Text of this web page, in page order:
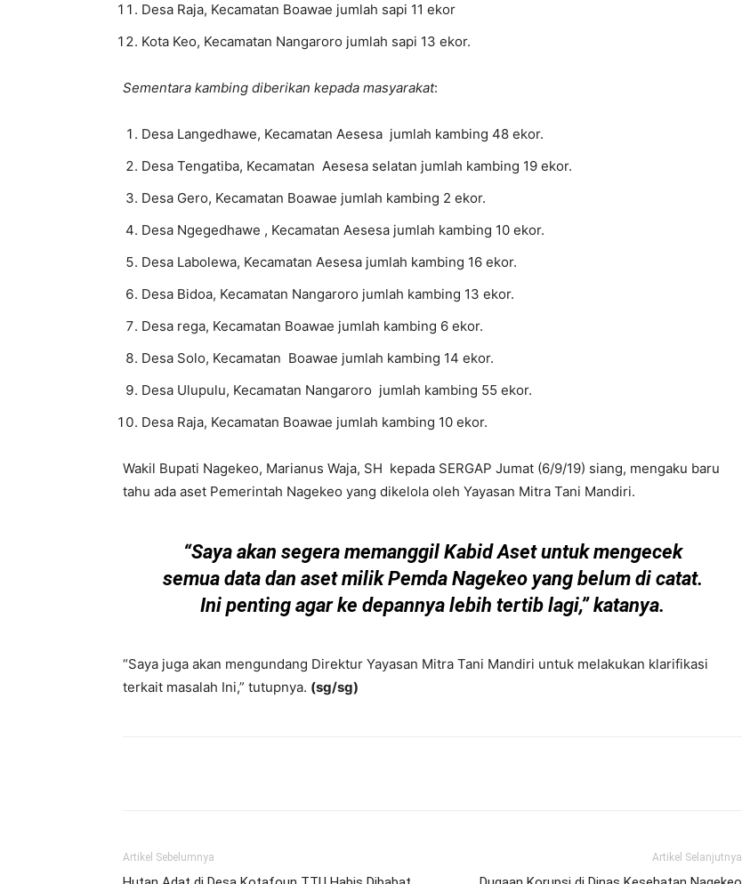
Desa Raja, Kecamatan Boawae jumlah sapi 11 ekor
Kota Keo, Kecamatan Nangaroro jumlah sapi 13 ekor.
Sementara kambing diberikan kepada masyarakat:
Desa Langedhawe, Kecamatan Aesesa jumlah kambing 48 ekor.
Desa Tengatiba, Kecamatan Aesesa selatan jumlah kambing 19 ekor.
Desa Gero, Kecamatan Boawae jumlah kambing 2 ekor.
Desa Ngegedhawe , Kecamatan Aesesa jumlah kambing 10 ekor.
Desa Labolewa, Kecamatan Aesesa jumlah kambing 16 ekor.
Desa Bidoa, Kecamatan Nangaroro jumlah kambing 13 ekor.
Desa rega, Kecamatan Boawae jumlah kambing 6 ekor.
Desa Solo, Kecamatan Boawae jumlah kambing 14 ekor.
Desa Ulupulu, Kecamatan Nangaroro jumlah kambing 55 ekor.
Desa Raja, Kecamatan Boawae jumlah kambing 10 ekor.
Wakil Bupati Nagekeo, Marianus Waja, SH kepada SERGAP Jumat (6/9/19) siang, mengaku baru
tahu ada aset Pemerintah Nagekeo yang dikelola oleh Yayasan Mitra Tani Mandiri.
“Saya akan segera memanggil Kabid Aset untuk mengecek
semua data dan aset milik Pemda Nagekeo yang belum di catat.
Ini penting agar ke depannya lebih tertib lagi,” katanya.
“Saya juga akan mengundang Direktur Yayasan Mitra Tani Mandiri untuk melakukan klarifikasi
terkait masalah Ini,” tutupnya. (sg/sg)
Artikel Sebelumnya Artikel Selanjutnya